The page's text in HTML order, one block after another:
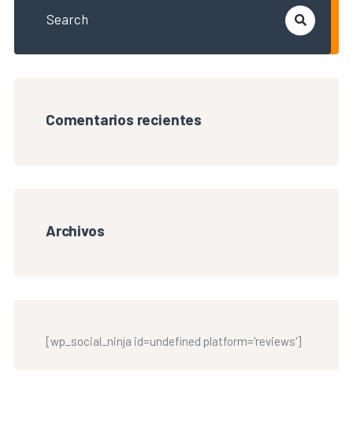
Comentarios recientes
Archivos
[wp_social_ninja id=undefined platform='reviews']